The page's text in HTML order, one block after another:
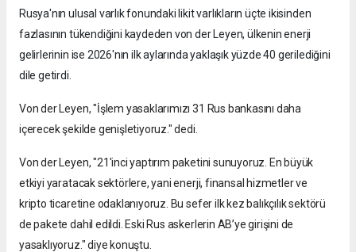
Rusya'nın ulusal varlık fonundaki likit varlıkların üçte ikisinden
fazlasının tükendiğini kaydeden von der Leyen, ülkenin enerji
gelirlerinin ise 2026'nın ilk aylarında yaklaşık yüzde 40 gerilediğini
dile getirdi.
Von der Leyen, "İşlem yasaklarımızı 31 Rus bankasını daha
içerecek şekilde genişletiyoruz." dedi.
Von der Leyen, "21'inci yaptırım paketini sunuyoruz. En büyük
etkiyi yaratacak sektörlere, yani enerji, finansal hizmetler ve
kripto ticaretine odaklanıyoruz. Bu sefer ilk kez balıkçılık sektörü
de pakete dahil edildi. Eski Rus askerlerin AB’ye girişini de
yasaklıyoruz." diye konuştu.